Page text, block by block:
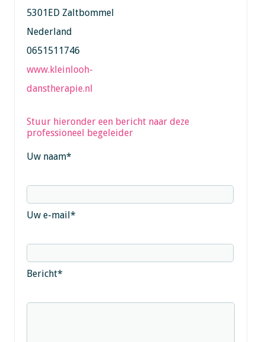
5301ED Zaltbommel
Nederland
0651511746
www.kleinlooh-
danstherapie.nl
Stuur hieronder een bericht naar deze
professioneel begeleider
Uw naam*
Uw e-mail*
Bericht*